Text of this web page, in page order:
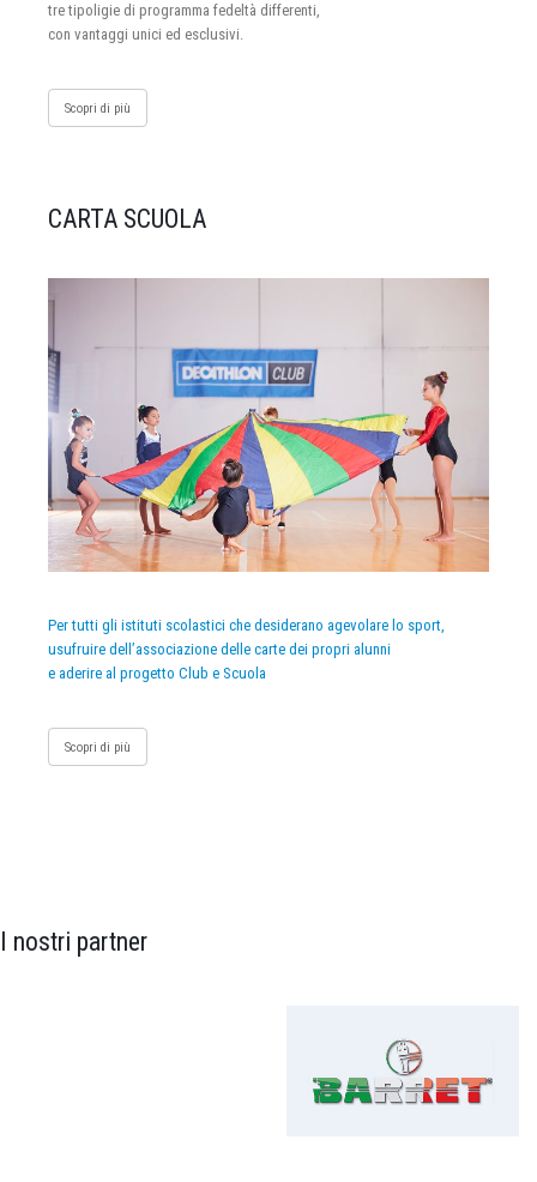
tre tipoligie di programma fedeltà differenti,
con vantaggi unici ed esclusivi.
Scopri di più
CARTA SCUOLA
Per tutti gli istituti scolastici che desiderano agevolare lo sport,
usufruire dell’associazione delle carte dei propri alunni
e aderire al progetto Club e Scuola
Scopri di più
I nostri partner